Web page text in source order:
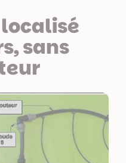
sans